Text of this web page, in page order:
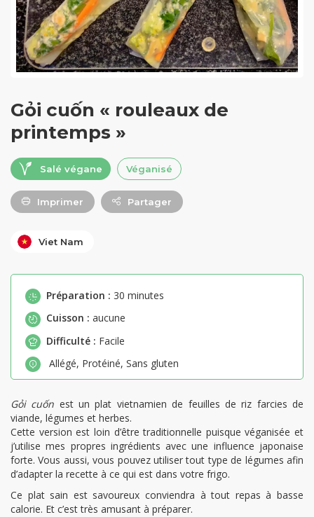
Gỏi cuốn « rouleaux de
printemps »
Salé végane Véganisé
Imprimer Partager
Viet Nam
Préparation : 30 minutes
Cuisson : aucune
Difficulté : Facile
Allégé, Protéiné, Sans gluten
Gỏi cuốn est un plat vietnamien de feuilles de riz farcies de
viande, légumes et herbes.
Cette version est loin d’être traditionnelle puisque véganisée et
j’utilise mes propres ingrédients avec une influence japonaise
forte. Vous aussi, vous pouvez utiliser tout type de légumes afin
d’adapter la recette à ce qui est dans votre frigo.
Ce plat sain est savoureux conviendra à tout repas à basse
calorie. Et c’est très amusant à préparer.